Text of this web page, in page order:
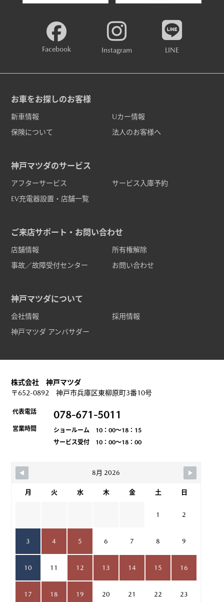
Facebook Instagram LINE
お車をお探しのお客様
新車情報
Uカー情報
保険について
法人のお客様へ
神戸マツダのサービス
アフターサービス
サービス入庫予約
EV充電器設置・店舗一覧
ご来店サポート・お問い合わせ
店舗情報
所有権解除
事故／故障受付センター
お問い合わせ
神戸マツダについて
会社情報
採用情報
神戸マツダ アンバサダー
株式会社 神戸マツダ
〒652-0892 神戸市兵庫区東柳原町3番10号
代表電話 078-671-5011
営業時間
ショールーム 10：00～18：15
サービス受付 10：00～18：00
8月 2026
月 火 水 木 金 土 日
1 2
3 4 5 6 7 8 9
10 11 12 13 14 15 16
17 18 19 20 21 22 23